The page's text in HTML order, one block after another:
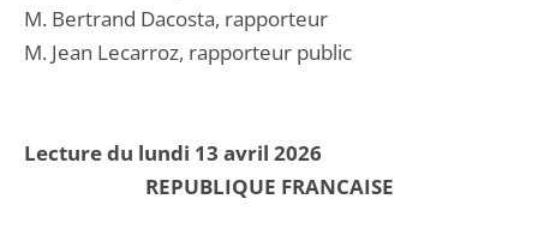
M. Bertrand Dacosta, rapporteur
M. Jean Lecarroz, rapporteur public
Lecture du lundi 13 avril 2026
REPUBLIQUE FRANCAISE